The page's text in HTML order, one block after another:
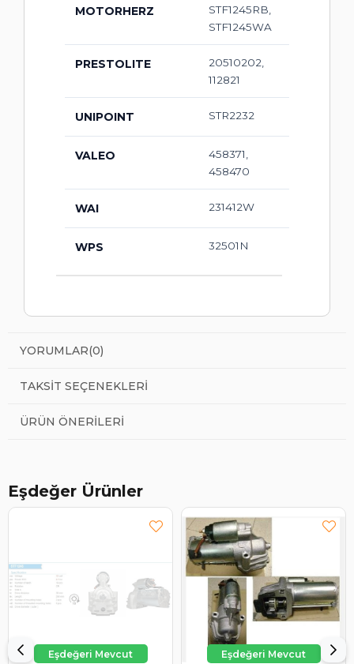
MOTORHERZ
STF1245RB,
STF1245WA
PRESTOLITE
20510202,
112821
UNIPOINT STR2232
VALEO
458371,
458470
WAI 231412W
WPS 32501N
YORUMLAR(0)
TAKSIT SEÇENEKLERI
ÜRÜN ÖNERILERI
Eşdeğer Ürünler